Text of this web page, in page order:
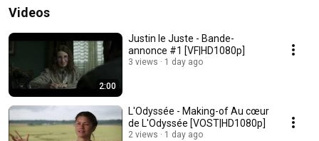
Videos
2:00
Justin le Juste - Bande-
annonce #1 [VF|HD1080p]
3 views 1 day ago
L'Odyssée - Making-of Au cœur
de L'Odyssée [VOST|HD1080p]
2 views 1 day ago